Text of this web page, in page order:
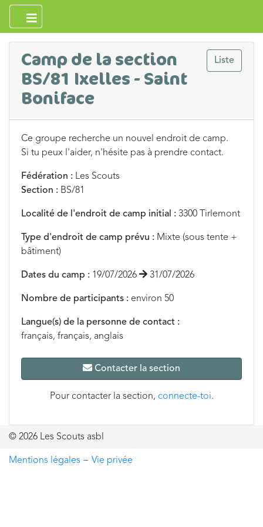
Liste
Camp de la section
BS/81 Ixelles - Saint
Boniface
Ce groupe recherche un nouvel endroit de camp.
Si tu peux l'aider, n'hésite pas à prendre contact.
Fédération : Les Scouts
Section : BS/81
Localité de l'endroit de camp initial : 3300 Tirlemont
Type d'endroit de camp prévu : Mixte (sous tente +
bâtiment)
Dates du camp : 19/07/2026 31/07/2026
Nombre de participants : environ 50
Langue(s) de la personne de contact :
français, français, anglais
Contacter la section
Pour contacter la section, connecte-toi.
© 2026 Les Scouts asbl
Mentions légales − Vie privée